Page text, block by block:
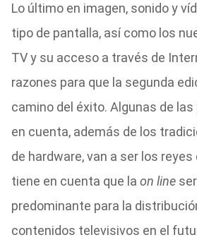
Lo último en imagen, sonido y
tipo de pantalla, así como los
TV y su acceso a través de
razones para que la segunda
camino del éxito. Algunas de
en cuenta, además de los
de hardware, van a ser los reyes
tiene en cuenta que la on line
predominante para la
contenidos televisivos en el